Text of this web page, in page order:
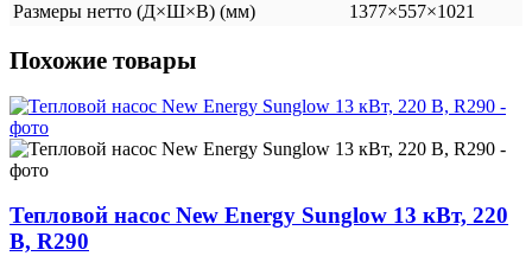
Размеры нетто (Д×Ш×В) (мм)
1377×557×1021
Похожие товары
Тепловой насос New Energy Sunglow 13 кВт, 220
В, R290